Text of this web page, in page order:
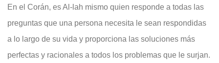
En el Corán, es Al-lah mismo quien responde a todas las
preguntas que una persona necesita le sean respondidas
a lo largo de su vida y proporciona las soluciones más
perfectas y racionales a todos los problemas que le surjan.